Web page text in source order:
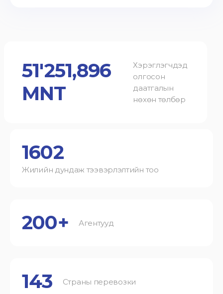
51'251,896
MNT
Хэрэглэгчдэд
олгосон
даатгалын
нөхөн төлбөр
1602
Жилийн дундаж тээвэрлэлтийн тоо
200+ Агентууд
143 Страны перевозки